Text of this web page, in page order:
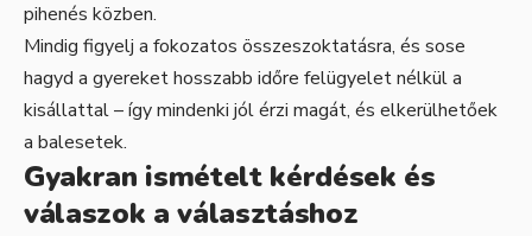
pihenés közben.
Mindig figyelj a fokozatos összeszoktatásra, és sose
hagyd a gyereket hosszabb időre felügyelet nélkül a
kisállattal – így mindenki jól érzi magát, és elkerülhetőek
a balesetek.
Gyakran ismételt kérdések és
válaszok a választáshoz